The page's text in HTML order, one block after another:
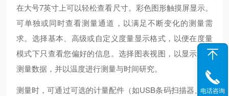
在大号7英寸上可以轻松查看尺寸。彩色图形触摸屏显示。
可单独或同时查看测量通道，以满足不断变化的测量需
求。选择基本、高级或自定义度量显示格式，以便在度量
模式下只查看您偏好的信息。选择图表视图，以显示单个
测量数据，并以温度进行测量与时间研究。
测量时，可通过可选的计量配件（如USB条码扫描器、US电话咨询